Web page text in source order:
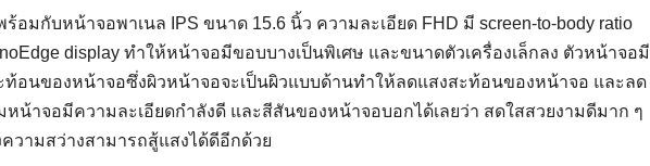
ร้อมกับหน้าจอพาเนล IPS ขนาด 15.6 นิ้ว ความละเอียด FHD มี screen-to-body ratio
display ทำให้หน้าจอมีขอบบางเป็นพิเศษ และขนาดตัวเครื่องเล็กลง ตัวหน้าจอมี
ท้อนของหน้าจอซึ่งผิวหน้าจอจะเป็นผิวแบบด้านทำให้ลดแสงสะท้อนของหน้าจอ และลด
หน้าจอมีความละเอียดกำลังดี และสีสันของหน้าจอบอกได้เลยว่า สดใสสวยงามดีมาก ๆ
ความสว่างสามารถสู้แสงได้ดีอีกด้วย